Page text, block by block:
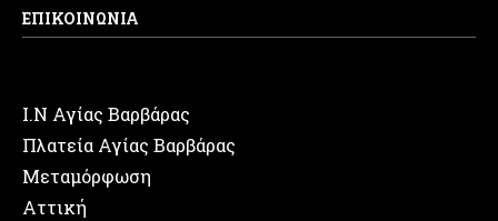
ΕΠΙΚΟΙΝΩΝΙΑ
Ι.Ν Αγίας Βαρβάρας
Πλατεία Αγίας Βαρβάρας
Μεταμόρφωση
Αττική